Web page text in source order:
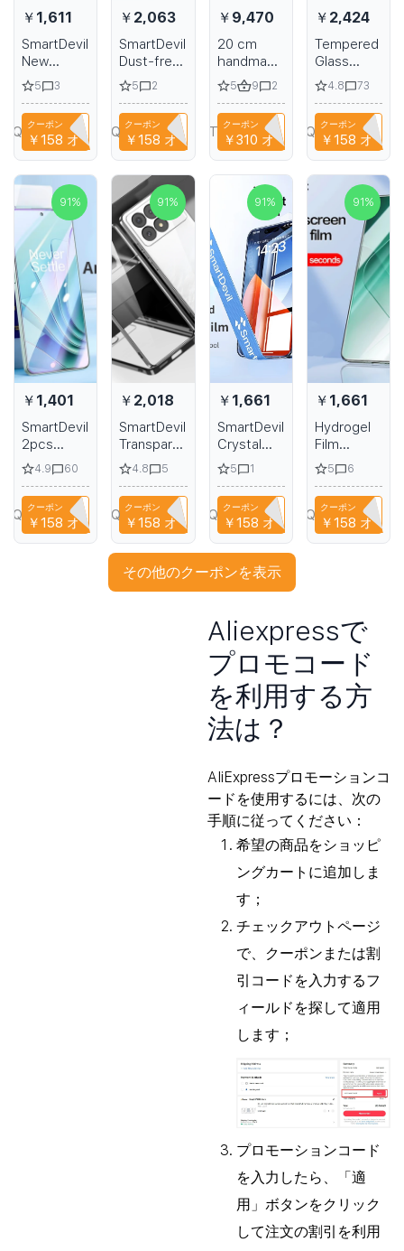
￥1,611
SmartDevil
New
tempered
glass For
ipad pro
10.2 inch
screen
protectine
Film HD
definition
protector
tablet film
5 3
クーポン
￥158 オフ
￥2,063
SmartDevil
Dust-free
Tempered
Glass Film
for iPhone
15 Pro Max
HD Clear
Screen
Protector
for iPhone
15 with
Quick
Install Tool
5 2
クーポン
￥158 オフ
CYPQ3XAVLEH8
￥9,470
20 cm
handmade
fashion
heels
striped
platform
sexy
dancer
shoes 8
Roman
high-
heeled
summer
sandals
5 9 2
クーポン
￥310 オフ
T9TRTFBTWTZN
￥2,424
Tempered
Glass
SmartDevil
HD for
Xiaomi Mi
14T 13T
Pro glass
for Xiaomi
screen
protector
easy
installation
4.8 73
クーポン
￥158 オフ
CYPQ3XAVLEH8
91%
￥1,401
SmartDevil
2pcs
Tempered
Glass for
OnePlus
Ace 5
5Pro 2V
3V HD
4.9 60
クーポン
￥158 オフ
91%
￥2,018
SmartDevil
Transparent
Phone
Case for
Redmi K70
Pro K70
Anti-Fall
Clear Soft
Silicone
Shockproof
4.8 5
クーポン
￥158 オフ
CYPQ3XAVLEH8
91%
￥1,661
SmartDevil
Crystal
Dust-
proof
Tempered
Glass for
iPhone 14
13 12 Pro
Max HD
Full Cover
Anti-
fingerprint
Film
5 1
クーポン
￥158 オフ
CYPQ3XAVLEH8
91%
￥1,661
Hydrogel
Film
SmartDevil
for Xiaomi
14 Pro Mi
14 full
screen
coverage
13 12
transparent
against
scratches
5 6
クーポン
￥158 オフ
CYPQ3XAVLEH8
その他のクーポンを表示
Aliexpressで
プロモコード
を利用する方
法は？
AliExpressプロモーションコ
ードを使用するには、次の
手順に従ってください：
希望の商品をショッピ
ングカートに追加しま
す；
チェックアウトページ
で、クーポンまたは割
引コードを入力するフ
ィールドを探して適用
します；
プロモーションコード
を入力したら、「適
用」ボタンをクリック
して注文の割引を利用